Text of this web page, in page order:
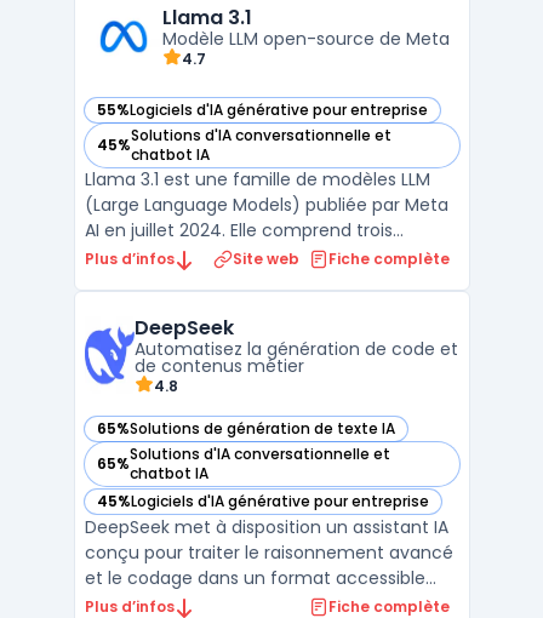
principalement les utilisateurs de X
(anciennement Twitter) ains ...
Llama 3.1
Modèle LLM open-source de Meta
4.7
55%Logiciels d'IA générative pour entreprise
— voir Llama 3.1 dans cette catégorie
45%Solutions d'IA conversationnelle et
chatbot IA
— voir Llama 3.1 dans cette catégorie
Llama 3.1 est une famille de modèles LLM
(Large Language Models) publiée par Meta
AI en juillet 2024. Elle comprend trois
variantes : 8 milliards de paramètres (usage
professionnel équilibré entre performances
et ressources) ...
Plus d’infos Site web Fiche complète
DeepSeek
Automatisez la génération de code et
de contenus métier
4.8
65%Solutions de génération de texte IA
— voir DeepSeek dans cette catégorie
65%Solutions d'IA conversationnelle et
chatbot IA
— voir DeepSeek dans cette catégorie
45%Logiciels d'IA générative pour entreprise
— voir DeepSeek dans cette catégorie
DeepSeek met à disposition un assistant IA
conçu pour traiter le raisonnement avancé
et le codage dans un format accessible
sans inscription. L’outil est adapté aux
Plus d’infos Fiche complète